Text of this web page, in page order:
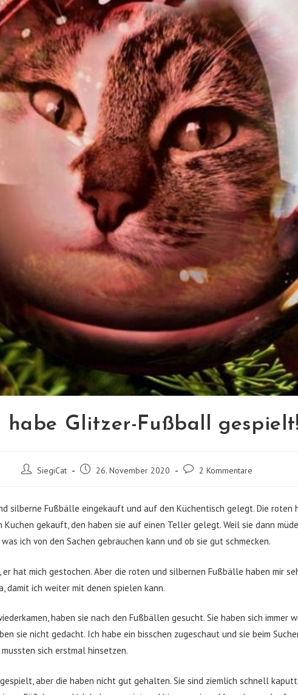
habe Glitzer-Fußball
Beitrags-SiegiCat
Beitrag26. November 2020
Beitrags-2 Kommentare
silberne Fußbälle eingekauft und auf den Küchentisch gelegt. Die roten
Kuchen gekauft, den haben sie auf einen Teller gelegt. Weil sie dann
ich von den Sachen gebrauchen kann und ob sie gut schmecken.
hat mich gestochen. Aber die roten und silbernen Fußbälle haben mir
damit ich weiter mit denen spielen kann.
haben sie nach den Fußbällen gesucht. Sie haben sich immer
sie nicht gedacht. Ich habe ein bisschen zugeschaut und sie beim
sich erstmal hinsetzen.
aber die haben nicht gut gehalten. Sie sind ziemlich schnell